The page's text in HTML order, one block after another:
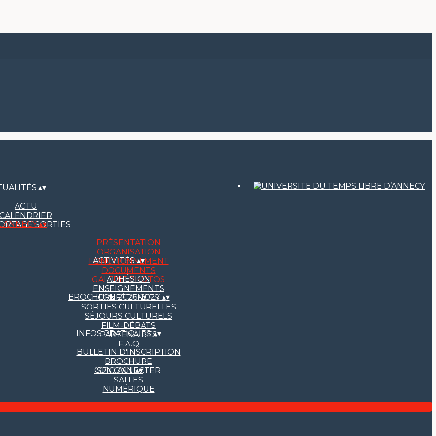
▴▾
ACTU
CALENDRIER
SORTIES
ANNECY▴▾
PRÉSENTATION
ORGANISATION
FONCTIONNEMENT
DOCUMENTS
GALERIE PHOTOS
ACTIVITÉS▴▾
ADHÉSION
ENSEIGNEMENTS
CONFÉRENCES
SORTIES CULTURELLES
SÉJOURS CULTURELS
FILM-DÉBATS
PARTENAIRES
F.A.Q
BROCHURE 2026-2027 ▴▾
INFOS PRATIQUES▴▾
BULLETIN D'INSCRIPTION
BROCHURE
SE CONNECTER
SALLES
NUMÉRIQUE
CONTACT▴▾